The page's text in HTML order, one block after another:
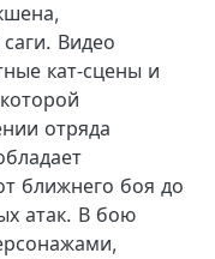
Видео
кат‑сцены и
отряда
ближнего боя до
атак. В бою